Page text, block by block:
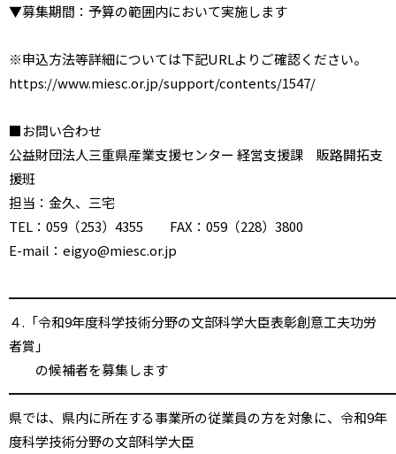
▼募集期間：予算の範囲内において実施します
※申込方法等詳細については下記URLよりご確認ください。
https://www.miesc.or.jp/support/contents/1547/
■お問い合わせ
公益財団法人三重県産業支援センター 経営支援課 販路開拓支
援班
担当：金久、三宅
TEL：059（253）4355 FAX：059（228）3800
E-mail：eigyo@miesc.or.jp
４.「令和9年度科学技術分野の文部科学大臣表彰創意工夫功労
者賞」
の候補者を募集します
県では、県内に所在する事業所の従業員の方を対象に、令和9年
度科学技術分野の文部科学大臣